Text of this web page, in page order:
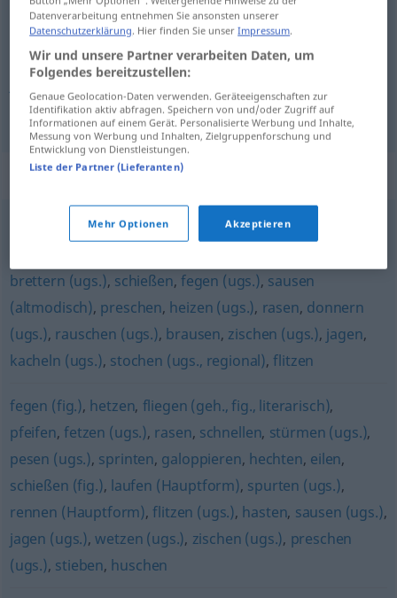
düsen
Synonyme für "düsen"
(mit dem Flugzeug) fliegen (Hauptform) jetten
brettern (ugs.), schießen, fegen (ugs.), sausen
(altmodisch), preschen, heizen (ugs.), rasen, donnern
(ugs.), rauschen (ugs.), brausen, zischen (ugs.), jagen,
kacheln (ugs.), stochen (ugs., regional),flitzen
fegen (fig.), hetzen, fliegen (geh., fig., literarisch),
pfeifen,fetzen (ugs.), rasen, schnellen, stürmen (ugs.),
pesen (ugs.), sprinten, galoppieren, hechten, eilen,
schießen (fig.), laufen (Hauptform), spurten (ugs.),
rennen (Hauptform),flitzen (ugs.), hasten, sausen (ugs.),
jagen (ugs.),wetzen (ugs.), zischen (ugs.), preschen
(ugs.), stieben, huschen
Datenverarbeitung entnehmen Sie ansonsten unserer
Datenschutzerklärung. Hier finden Sie unserImpressum.
Wir und unsere Partner verarbeiten Daten, um
Folgendes bereitzustellen:
Genaue Geolocation-Daten verwenden. Geräteeigenschaften zur
Identifikation aktiv abfragen. Speichern von und/oder Zugriff auf
Informationen auf einem Gerät. Personalisierte Werbung und Inhalte,
Messung von Werbung und Inhalten, Zielgruppenforschung und
Entwicklung von Dienstleistungen.
Liste der Partner (Lieferanten)
Mehr Optionen Akzeptieren